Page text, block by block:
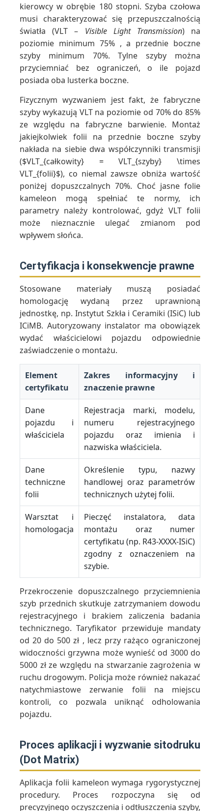
kierowcy w obrębie 180 stopni. Szyba czołowa
musi charakteryzować się przepuszczalnością
światła (VLT – Visible Light Transmission) na
poziomie minimum 75% , a przednie boczne
szyby minimum 70%. Tylne szyby można
przyciemniać bez ograniczeń, o ile pojazd
posiada oba lusterka boczne.
Fizycznym wyzwaniem jest fakt, że fabryczne
szyby wykazują VLT na poziomie od 70% do 85%
ze względu na fabryczne barwienie. Montaż
jakiejkolwiek folii na przednie boczne szyby
nakłada na siebie dwa współczynniki transmisji
($VLT_{całkowity} = VLT_{szyby} \times
VLT_{folii}$), co niemal zawsze obniża wartość
poniżej dopuszczalnych 70%. Choć jasne folie
kameleon mogą spełniać te normy, ich
parametry należy kontrolować, gdyż VLT folii
może nieznacznie ulegać zmianom pod
wpływem słońca.
Certyfikacja i konsekwencje prawne
Stosowane materiały muszą posiadać
homologację wydaną przez uprawnioną
jednostkę, np. Instytut Szkła i Ceramiki (ISiC) lub
ICiMB. Autoryzowany instalator ma obowiązek
wydać właścicielowi pojazdu odpowiednie
zaświadczenie o montażu.
Element
certyfikatu
Zakres informacyjny i
znaczenie prawne
Dane
pojazdu i
właściciela
Rejestracja marki, modelu,
numeru rejestracyjnego
pojazdu oraz imienia i
nazwiska właściciela.
Dane
techniczne
folii
Określenie typu, nazwy
handlowej oraz parametrów
technicznych użytej folii.
Warsztat i
homologacja
Pieczęć instalatora, data
montażu oraz numer
certyfikatu (np. R43-XXXX-ISiC)
zgodny z oznaczeniem na
szybie.
Przekroczenie dopuszczalnego przyciemnienia
szyb przednich skutkuje zatrzymaniem dowodu
rejestracyjnego i brakiem zaliczenia badania
technicznego. Taryfikator przewiduje mandaty
od 20 do 500 zł , lecz przy rażąco ograniczonej
widoczności grzywna może wynieść od 3000 do
5000 zł ze względu na stwarzanie zagrożenia w
ruchu drogowym. Policja może również nakazać
natychmiastowe zerwanie folii na miejscu
kontroli, co pozwala uniknąć odholowania
pojazdu.
Proces aplikacji i wyzwanie sitodruku
(Dot Matrix)
Aplikacja folii kameleon wymaga rygorystycznej
procedury. Proces rozpoczyna się od
precyzyjnego oczyszczenia i odtłuszczenia szyby,